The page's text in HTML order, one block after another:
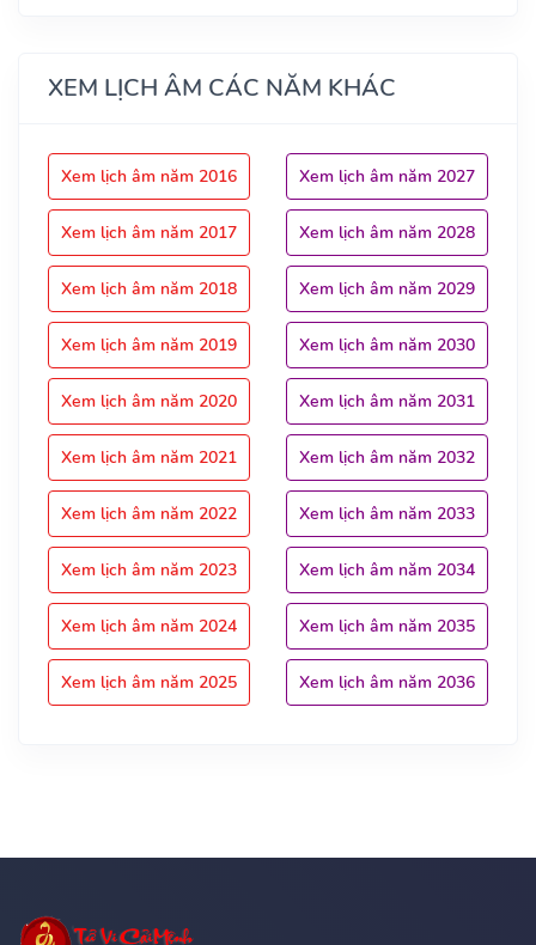
XEM LỊCH ÂM CÁC NĂM KHÁC
Xem lịch âm năm 2016
Xem lịch âm năm 2017
Xem lịch âm năm 2018
Xem lịch âm năm 2019
Xem lịch âm năm 2020
Xem lịch âm năm 2021
Xem lịch âm năm 2022
Xem lịch âm năm 2023
Xem lịch âm năm 2024
Xem lịch âm năm 2025
Xem lịch âm năm 2027
Xem lịch âm năm 2028
Xem lịch âm năm 2029
Xem lịch âm năm 2030
Xem lịch âm năm 2031
Xem lịch âm năm 2032
Xem lịch âm năm 2033
Xem lịch âm năm 2034
Xem lịch âm năm 2035
Xem lịch âm năm 2036